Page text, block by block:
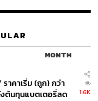
MONTH
าคาเริ่ม (ถูก) กว่า
ต้นทุนแบตเตอรี่ลด
1.6K